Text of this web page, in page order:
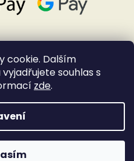
cookie. Dalším
souhlas s
zde.
Shoptet
. Všechna práva